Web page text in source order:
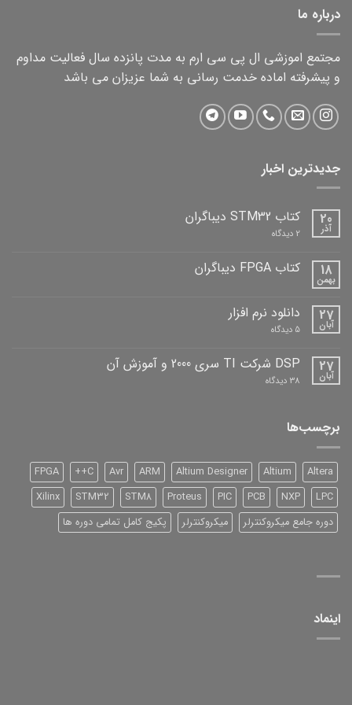
درباره ما
مجتمع اموزشی ال پی سی ارم به مدت پانزده سال فعالیت مداوم
و پیشرفته اماده خدمت رسانی به شما عزیزان می باشد
جدیدترین اخبار
20
آذر
کتاب STM32 دیباگران
2 دیدگاه برای
دیباگران 18
بهمن
کتاب FPGA دیباگران
کتاب
FPGA
دیباگران
ثبت
نشده 27
آبان
دانلود نرم افزار
5 دیدگاه برای
افزار 27
آبان
DSP شرکت TI سری 2000 و آموزش آن
38 دیدگاه برای
آن
برچسب‌ها
Altera
Altium
Altium Designer
ARM
Avr
C++
FPGA
LPC
NXP
PCB
PIC
Proteus
STM8
STM32
Xilinx
دوره جامع میکروکنترلر
میکروکنترلر پکیج کامل تمامی دوره ها
اینماد